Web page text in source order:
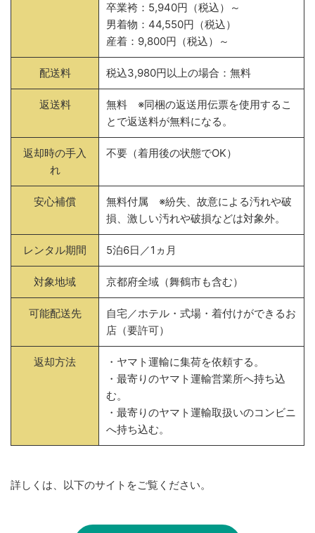
卒業袴：5,940円（税込）～
男着物：44,550円（税込）
産着：9,800円（税込）～
配送料 税込3,980円以上の場合：無料
返送料
無料 ※同梱の返送用伝票を使用するこ
とで返送料が無料になる。
返却時の手入
れ
不要（着用後の状態でOK）
安心補償
無料付属 ※紛失、故意による汚れや破
損、激しい汚れや破損などは対象外。
レンタル期間 5泊6日／1ヵ月
対象地域 京都府全域（舞鶴市も含む）
可能配送先
自宅／ホテル・式場・着付けができるお
店（要許可）
返却方法
・ヤマト運輸に集荷を依頼する。
・最寄りのヤマト運輸営業所へ持ち込
む。
・最寄りのヤマト運輸取扱いのコンビニ
へ持ち込む。
詳しくは、以下のサイトをご覧ください。